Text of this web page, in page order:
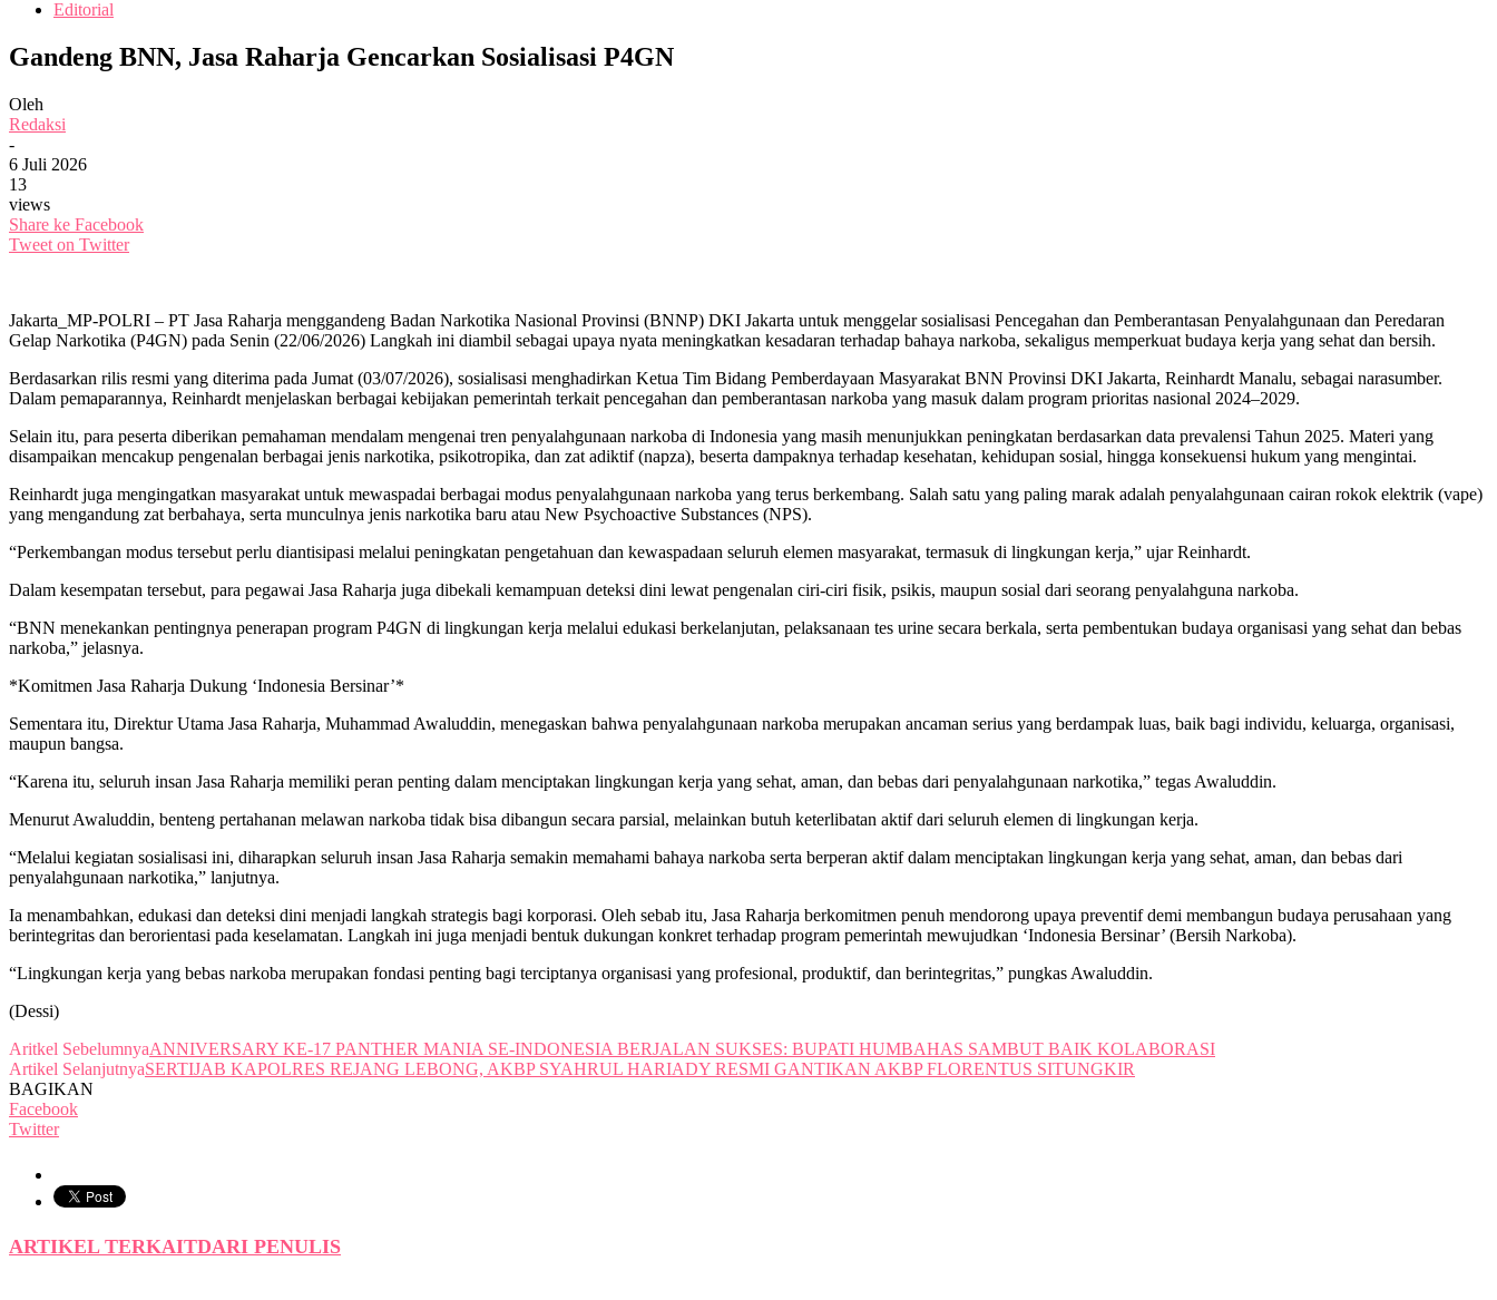
Editorial
Gandeng BNN, Jasa Raharja Gencarkan Sosialisasi P4GN
Oleh
Redaksi
-
6 Juli 2026
13
views
Share ke Facebook
Tweet on Twitter
Jakarta_MP-POLRI – PT Jasa Raharja menggandeng Badan Narkotika Nasional Provinsi (BNNP) DKI Jakarta untuk menggelar sosialisasi Pencegahan dan Pemberantasan Penyalahgunaan dan Peredaran
Gelap Narkotika (P4GN) pada Senin (22/06/2026) Langkah ini diambil sebagai upaya nyata meningkatkan kesadaran terhadap bahaya narkoba, sekaligus memperkuat budaya kerja yang sehat dan bersih.
​Berdasarkan rilis resmi yang diterima pada Jumat (03/07/2026), sosialisasi menghadirkan Ketua Tim Bidang Pemberdayaan Masyarakat BNN Provinsi DKI Jakarta, Reinhardt Manalu, sebagai narasumber.
Dalam pemaparannya, Reinhardt menjelaskan berbagai kebijakan pemerintah terkait pencegahan dan pemberantasan narkoba yang masuk dalam program prioritas nasional 2024–2029.
​Selain itu, para peserta diberikan pemahaman mendalam mengenai tren penyalahgunaan narkoba di Indonesia yang masih menunjukkan peningkatan berdasarkan data prevalensi Tahun 2025. Materi yang
disampaikan mencakup pengenalan berbagai jenis narkotika, psikotropika, dan zat adiktif (napza), beserta dampaknya terhadap kesehatan, kehidupan sosial, hingga konsekuensi hukum yang mengintai.
​Reinhardt juga mengingatkan masyarakat untuk mewaspadai berbagai modus penyalahgunaan narkoba yang terus berkembang. Salah satu yang paling marak adalah penyalahgunaan cairan rokok elektrik (vape)
yang mengandung zat berbahaya, serta munculnya jenis narkotika baru atau New Psychoactive Substances (NPS).
​“Perkembangan modus tersebut perlu diantisipasi melalui peningkatan pengetahuan dan kewaspadaan seluruh elemen masyarakat, termasuk di lingkungan kerja,” ujar Reinhardt.
​Dalam kesempatan tersebut, para pegawai Jasa Raharja juga dibekali kemampuan deteksi dini lewat pengenalan ciri-ciri fisik, psikis, maupun sosial dari seorang penyalahguna narkoba.
​“BNN menekankan pentingnya penerapan program P4GN di lingkungan kerja melalui edukasi berkelanjutan, pelaksanaan tes urine secara berkala, serta pembentukan budaya organisasi yang sehat dan bebas
narkoba,” jelasnya.
*​Komitmen Jasa Raharja Dukung ‘Indonesia Bersinar’*
​Sementara itu, Direktur Utama Jasa Raharja, Muhammad Awaluddin, menegaskan bahwa penyalahgunaan narkoba merupakan ancaman serius yang berdampak luas, baik bagi individu, keluarga, organisasi,
maupun bangsa.
​“Karena itu, seluruh insan Jasa Raharja memiliki peran penting dalam menciptakan lingkungan kerja yang sehat, aman, dan bebas dari penyalahgunaan narkotika,” tegas Awaluddin.
​Menurut Awaluddin, benteng pertahanan melawan narkoba tidak bisa dibangun secara parsial, melainkan butuh keterlibatan aktif dari seluruh elemen di lingkungan kerja.
​“Melalui kegiatan sosialisasi ini, diharapkan seluruh insan Jasa Raharja semakin memahami bahaya narkoba serta berperan aktif dalam menciptakan lingkungan kerja yang sehat, aman, dan bebas dari
penyalahgunaan narkotika,” lanjutnya.
​Ia menambahkan, edukasi dan deteksi dini menjadi langkah strategis bagi korporasi. Oleh sebab itu, Jasa Raharja berkomitmen penuh mendorong upaya preventif demi membangun budaya perusahaan yang
berintegritas dan berorientasi pada keselamatan. Langkah ini juga menjadi bentuk dukungan konkret terhadap program pemerintah mewujudkan ‘Indonesia Bersinar’ (Bersih Narkoba).
​“Lingkungan kerja yang bebas narkoba merupakan fondasi penting bagi terciptanya organisasi yang profesional, produktif, dan berintegritas,” pungkas Awaluddin.
(Dessi)
Aritkel SebelumnyaANNIVERSARY KE-17 PANTHER MANIA SE-INDONESIA BERJALAN SUKSES: BUPATI HUMBAHAS SAMBUT BAIK KOLABORASI
Artikel SelanjutnyaSERTIJAB KAPOLRES REJANG LEBONG, AKBP SYAHRUL HARIADY RESMI GANTIKAN AKBP FLORENTUS SITUNGKIR
BAGIKAN
Facebook
Twitter
ARTIKEL TERKAITDARI PENULIS